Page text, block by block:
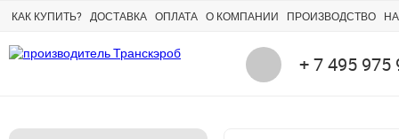
КАК КУПИТЬ? ДОСТАВКА ОПЛАТА О КОМПАНИИ ПРОИЗВОДСТВО
+ 7 495 975